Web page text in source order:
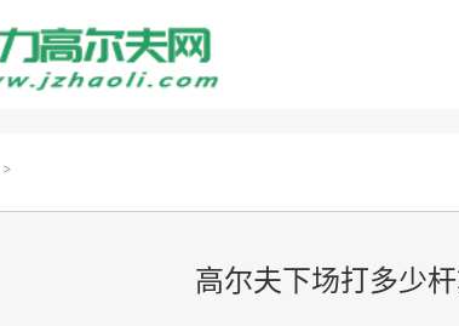
>
高尔夫下场打多少